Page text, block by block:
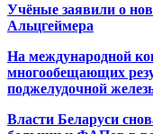
Учёные заявили о
Альцгеймера
На международной
многообещающих
поджелудочной
Власти Беларуси